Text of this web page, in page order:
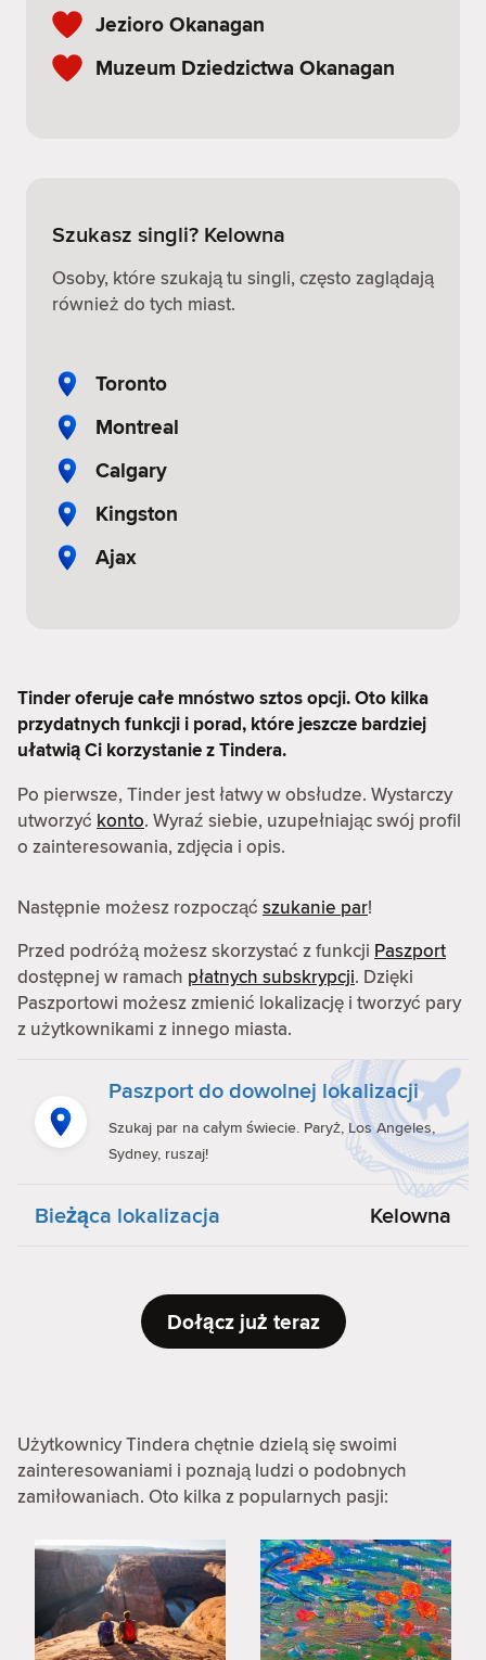
Jezioro Okanagan
Muzeum Dziedzictwa Okanagan
Szukasz singli? Kelowna
Osoby, które szukają tu singli, często zaglądają
również do tych miast.
Toronto
Montreal
Calgary
Kingston
Ajax
Tinder oferuje całe mnóstwo sztos opcji. Oto kilka
przydatnych funkcji i porad, które jeszcze bardziej
ułatwią Ci korzystanie z Tindera.
Po pierwsze, Tinder jest łatwy w obsłudze. Wystarczy
utworzyć konto. Wyraź siebie, uzupełniając swój profil
o zainteresowania, zdjęcia i opis.
Następnie możesz rozpocząć szukanie par!
Przed podróżą możesz skorzystać z funkcji Paszport
dostępnej w ramach płatnych subskrypcji. Dzięki
Paszportowi możesz zmienić lokalizację i tworzyć pary
z użytkownikami z innego miasta.
Paszport do dowolnej lokalizacji
Szukaj par na całym świecie. Paryż, Los Angeles,
Sydney, ruszaj!
Bieżąca lokalizacja Kelowna
Dołącz już teraz
Użytkownicy Tindera chętnie dzielą się swoimi
zainteresowaniami i poznają ludzi o podobnych
zamiłowaniach. Oto kilka z popularnych pasji: